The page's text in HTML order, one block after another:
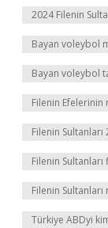
2024 Filenin
Bayan voleybol
Bayan voleybol
Filenin Efelerinin
Filenin
Filenin
Filenin Sultanları
Türkiye ABDyi